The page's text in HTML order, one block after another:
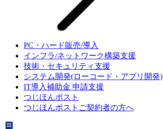
PC・ハード販売/導入
インフラ/ネットワーク構築支援
技術・セキュリティ支援
システム開発(ローコード・アプリ開発)
IT導入補助金 申請支援
つじほんポスト
つじほんポストご契約者の方へ